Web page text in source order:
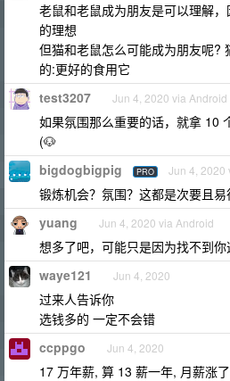
老鼠和老鼠成为朋友是可以理解
的理想
但猫和老鼠怎么可能成为朋友呢?
的:更好的食用它
test3207 Jun 4, 2020 via Android
如果氛围那么重要的话，就拿 10
(🐶
bigdogbigpig PRO Jun 4, 2020
锻炼机会？氛围？这都是次要且易
yuang Jun 4, 2020 via Android
想多了吧，可能只是因为找不到
waye121 Jun 4, 2020
过来人告诉你
选钱多的 一定不会错
ccppgo Jun 4, 2020
17 万年薪, 算 13 薪一年, 月薪涨